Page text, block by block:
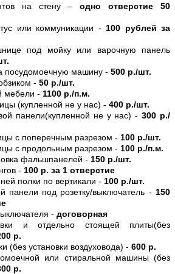
на стену –одно отверстие 50
или коммуникации - 100 рублей за
под мойку или варочную панель
посудомоечную машину - 500 р./шт.
- 50 р./шт.
мебели - 1100 р./п.м.
(купленной не у нас) - 400 р./шт.
панели(купленной не у нас) -300 р./
с поперечным разрезом - 100 р./шт.
с продольным разрезом - 100 р./п.м.
фальшпанелей - 150 р./шт.
- 100 р. за 1 отверстие
полки по вертикали - 100 р./шт.
панели под розетку/выключатель - 150
- договорная
и отдельно стоящей плиты(без
р.
(без установки воздуховода) - 600 р.
или стиральной машины (без
р.